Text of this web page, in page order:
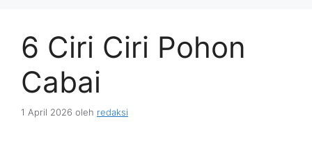
6 Ciri Ciri Pohon
Cabai
1 April 2026 oleh redaksi